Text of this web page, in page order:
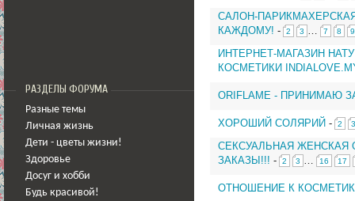
РАЗДЕЛЫ ФОРУМА
Разные темы
Личная жизнь
Дети - цветы жизни!
Здоровье
Досуг и хобби
Будь красивой!
САЛОН-
КАЖДОМУ! - 2 3 7 8 9
ИНТЕРНЕТ-МАГАЗИН
КОСМЕТИКИ
ORIFLAME - ПРИНИМАЮ
ХОРОШИЙ СОЛЯРИЙ - 2 3
СЕКСУАЛЬНАЯ
ЗАКАЗЫ!!! - 2 3 16 17
ОТНОШЕНИЕ К